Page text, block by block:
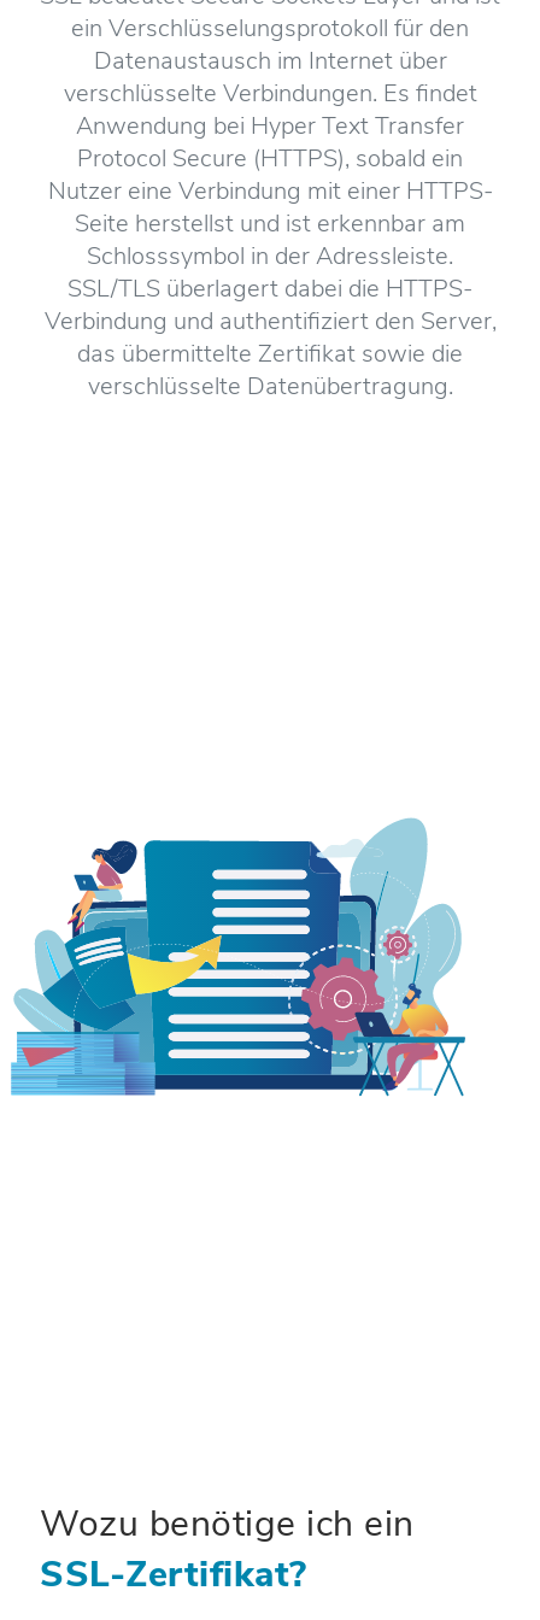
ein Verschlüsselungsprotokoll für den
Datenaustausch im Internet über
verschlüsselte Verbindungen. Es findet
Anwendung bei Hyper Text Transfer
Protocol Secure (HTTPS), sobald ein
Nutzer eine Verbindung mit einer HTTPS-
Seite herstellst und ist erkennbar am
Schlosssymbol in der Adressleiste.
SSL/TLS überlagert dabei die HTTPS-
Verbindung und authentifiziert den Server,
das übermittelte Zertifikat sowie die
verschlüsselte Datenübertragung.
Wozu benötige ich ein
SSL-Zertifikat?